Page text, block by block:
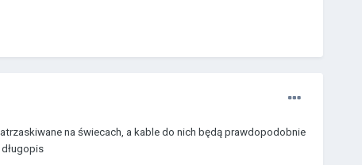
na świecach, a kable do nich będą prawdopodobnie